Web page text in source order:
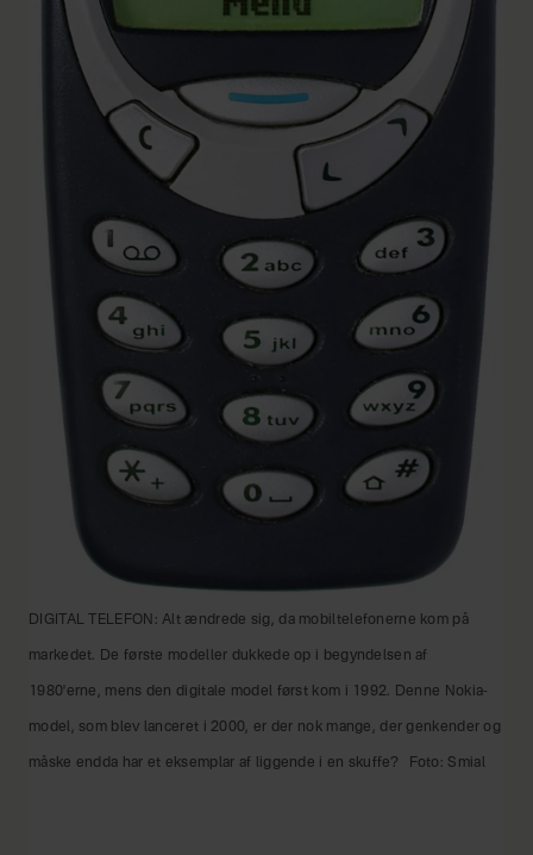
DIGITAL TELEFON: Alt ændrede sig, da mobiltelefonerne kom på
markedet. De første modeller dukkede op i begyndelsen af
1980'erne, mens den digitale model først kom i 1992. Denne Nokia-
model, som blev lanceret i 2000, er der nok mange, der genkender og
måske endda har et eksemplar af liggende i en skuffe? Foto: Smial